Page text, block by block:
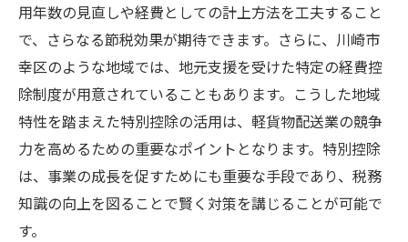
地域ブランドを築くための施策
地場産業との連携によるビジネス拡大
ローカルネットワークを利用した宣伝戦略
地域特有の補助金・助成金情報の活用
川崎市幸区で実践する軽貨物配送の効果的な節
節税を実現するための第一歩
用年数の見直しや経費としての計上方法を工夫すること
で、さらなる節税効果が期待できます。さらに、川崎市
幸区のような地域では、地元支援を受けた特定の経費控
除制度が用意されていることもあります。こうした地域
特性を踏まえた特別控除の活用は、軽貨物配送業の競争
力を高めるための重要なポイントとなります。特別控除
は、事業の成長を促すためにも重要な手段であり、税務
知識の向上を図ることで賢く対策を講じることが可能で
す。